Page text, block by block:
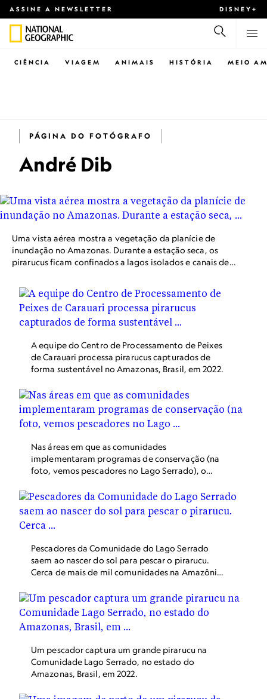
ASSINE A NEWSLETTER DISNEY+
CIÊNCIA VIAGEM ANIMAIS HISTÓRIA MEIO
PÁGINA DO FOTÓGRAFO
André Dib
Uma vista aérea mostra a vegetação da planície de
inundação no Amazonas. Durante a estação seca, os
pirarucus ficam confinados a lagos isolados e canais de
fundo lamacento.
A equipe do Centro de Processamento de Peixes
de Carauari processa pirarucus capturados de
forma sustentável no Amazonas, Brasil, em 2022.
Nas áreas em que as comunidades
implementaram programas de conservação (na
foto, vemos pescadores no Lago Serrado), o
Pescadores da Comunidade do Lago Serrado
saem ao nascer do sol para pescar o pirarucu.
Cerca de mais de mil comunidades na Amazônia
pirarucu.
Um pescador captura um grande pirarucu na
Comunidade Lago Serrado, no estado do
Amazonas, Brasil, em 2022.